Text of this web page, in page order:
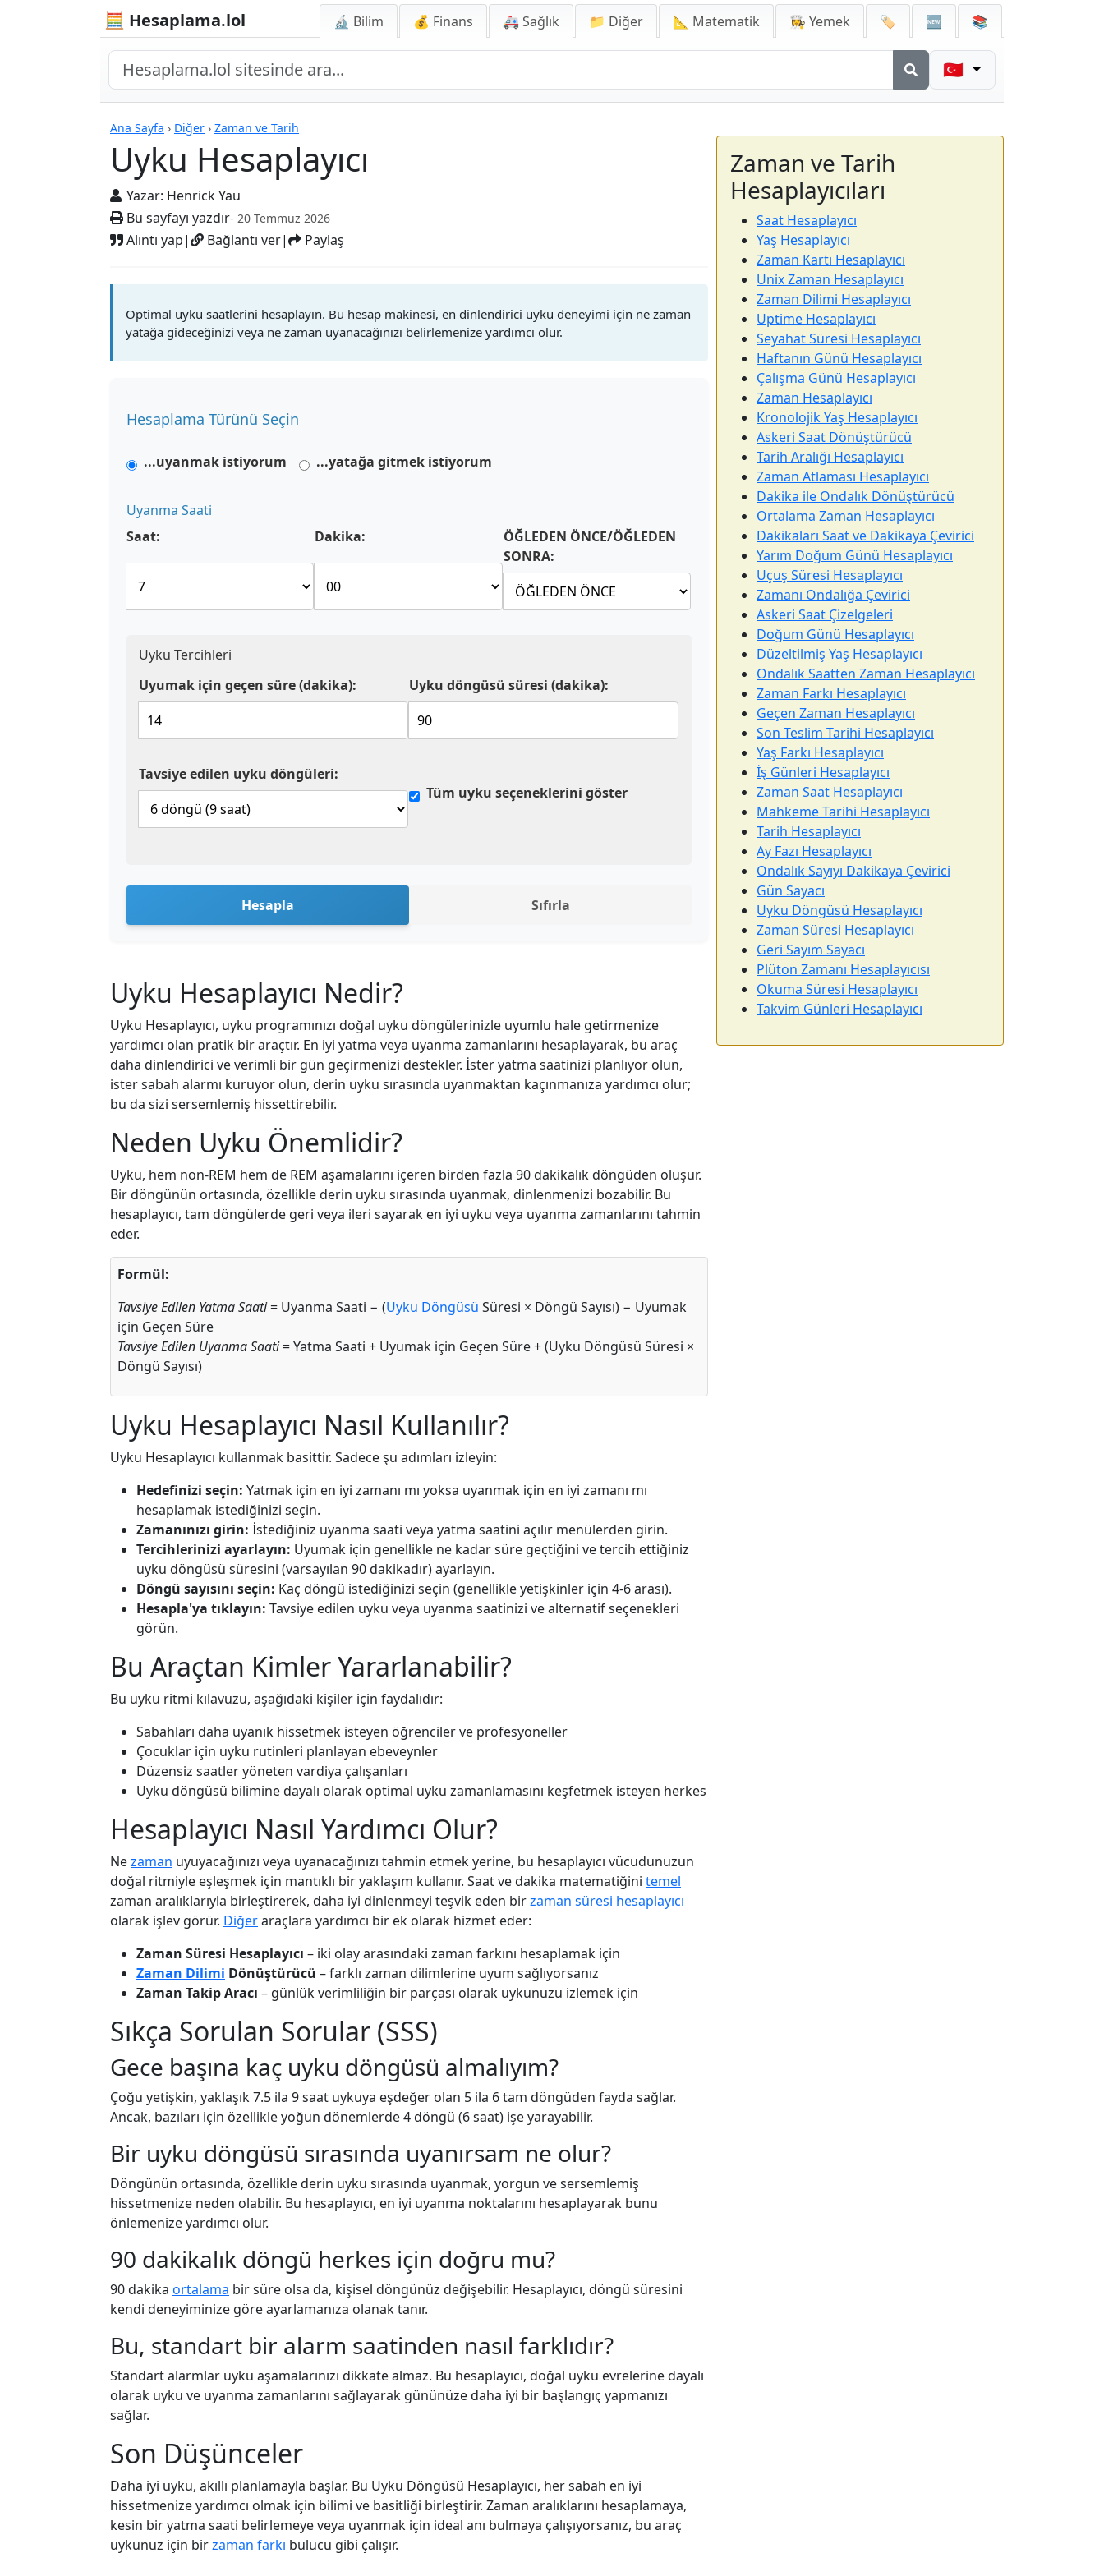
🧮 Hesaplama.lol 🔬 Bilim 💰 Finans 🚑 Sağlık 📁 Diğer 📐 Matematik 👩‍🍳 Yemek 🏷️ 🆕 📚
🇹🇷
Ana Sayfa › Diğer › Zaman ve Tarih
Uyku Hesaplayıcı
Yazar: Henrick Yau
Bu sayfayı yazdır- 20 Temmuz 2026
Alıntı yap| Bağlantı ver| Paylaş
Hesap Makineleri
Optimal uyku saatlerini hesaplayın. Bu hesap makinesi, en dinlendirici uyku deneyimi için ne zaman
yatağa gideceğinizi veya ne zaman uyanacağınızı belirlemenize yardımcı olur.
Hesaplama Türünü Seçin
...uyanmak istiyorum ...yatağa gitmek istiyorum
Uyanma Saati
Saat:
Dakika:
ÖĞLEDEN ÖNCE/ÖĞLEDEN
SONRA:
Uyku Tercihleri
Uyumak için geçen süre (dakika):
Uyku döngüsü süresi (dakika):
Tavsiye edilen uyku döngüleri:
Tüm uyku seçeneklerini göster
Hesapla Sıfırla
Uyku Hesaplayıcı Nedir?
Uyku Hesaplayıcı, uyku programınızı doğal uyku döngülerinizle uyumlu hale getirmenize
yardımcı olan pratik bir araçtır. En iyi yatma veya uyanma zamanlarını hesaplayarak, bu araç
daha dinlendirici ve verimli bir gün geçirmenizi destekler. İster yatma saatinizi planlıyor olun,
ister sabah alarmı kuruyor olun, derin uyku sırasında uyanmaktan kaçınmanıza yardımcı olur;
bu da sizi sersemlemiş hissettirebilir.
Neden Uyku Önemlidir?
Uyku, hem non-REM hem de REM aşamalarını içeren birden fazla 90 dakikalık döngüden oluşur.
Bir döngünün ortasında, özellikle derin uyku sırasında uyanmak, dinlenmenizi bozabilir. Bu
hesaplayıcı, tam döngülerde geri veya ileri sayarak en iyi uyku veya uyanma zamanlarını tahmin
eder.
Formül:
Tavsiye Edilen Yatma Saati= Uyanma Saati − (Uyku Döngüsü Süresi × Döngü Sayısı) − Uyumak
için Geçen Süre
Tavsiye Edilen Uyanma Saati= Yatma Saati + Uyumak için Geçen Süre + (Uyku Döngüsü Süresi ×
Döngü Sayısı)
Uyku Hesaplayıcı Nasıl Kullanılır?
Uyku Hesaplayıcı kullanmak basittir. Sadece şu adımları izleyin:
Hedefinizi seçin: Yatmak için en iyi zamanı mı yoksa uyanmak için en iyi zamanı mı
hesaplamak istediğinizi seçin.
Zamanınızı girin: İstediğiniz uyanma saati veya yatma saatini açılır menülerden girin.
Tercihlerinizi ayarlayın: Uyumak için genellikle ne kadar süre geçtiğini ve tercih ettiğiniz
uyku döngüsü süresini (varsayılan 90 dakikadır) ayarlayın.
Döngü sayısını seçin: Kaç döngü istediğinizi seçin (genellikle yetişkinler için 4-6 arası).
Hesapla'ya tıklayın: Tavsiye edilen uyku veya uyanma saatinizi ve alternatif seçenekleri
görün.
Bu Araçtan Kimler Yararlanabilir?
Bu uyku ritmi kılavuzu, aşağıdaki kişiler için faydalıdır:
Sabahları daha uyanık hissetmek isteyen öğrenciler ve profesyoneller
Çocuklar için uyku rutinleri planlayan ebeveynler
Düzensiz saatler yöneten vardiya çalışanları
Uyku döngüsü bilimine dayalı olarak optimal uyku zamanlamasını keşfetmek isteyen herkes
Hesaplayıcı Nasıl Yardımcı Olur?
Nezaman uyuyacağınızı veya uyanacağınızı tahmin etmek yerine, bu hesaplayıcı vücudunuzun
doğal ritmiyle eşleşmek için mantıklı bir yaklaşım kullanır. Saat ve dakika matematiğini temel
zaman aralıklarıyla birleştirerek, daha iyi dinlenmeyi teşvik eden birzaman süresi hesaplayıcı
olarak işlev görür. Diğeraraçlara yardımcı bir ek olarak hizmet eder:
Zaman Süresi Hesaplayıcı – iki olay arasındaki zaman farkını hesaplamak için
Zaman Dilimi Dönüştürücü – farklı zaman dilimlerine uyum sağlıyorsanız
Zaman Takip Aracı – günlük verimliliğin bir parçası olarak uykunuzu izlemek için
Sıkça Sorulan Sorular (SSS)
Gece başına kaç uyku döngüsü almalıyım?
Çoğu yetişkin, yaklaşık 7.5 ila 9 saat uykuya eşdeğer olan 5 ila 6 tam döngüden fayda sağlar.
Ancak, bazıları için özellikle yoğun dönemlerde 4 döngü (6 saat) işe yarayabilir.
Bir uyku döngüsü sırasında uyanırsam ne olur?
Döngünün ortasında, özellikle derin uyku sırasında uyanmak, yorgun ve sersemlemiş
hissetmenize neden olabilir. Bu hesaplayıcı, en iyi uyanma noktalarını hesaplayarak bunu
önlemenize yardımcı olur.
90 dakikalık döngü herkes için doğru mu?
90 dakika ortalama bir süre olsa da, kişisel döngünüz değişebilir. Hesaplayıcı, döngü süresini
kendi deneyiminize göre ayarlamanıza olanak tanır.
Bu, standart bir alarm saatinden nasıl farklıdır?
Standart alarmlar uyku aşamalarınızı dikkate almaz. Bu hesaplayıcı, doğal uyku evrelerine dayalı
olarak uyku ve uyanma zamanlarını sağlayarak gününüze daha iyi bir başlangıç yapmanızı
sağlar.
Son Düşünceler
Daha iyi uyku, akıllı planlamayla başlar. Bu Uyku Döngüsü Hesaplayıcı, her sabah en iyi
hissetmenize yardımcı olmak için bilimi ve basitliği birleştirir. Zaman aralıklarını hesaplamaya,
kesin bir yatma saati belirlemeye veya uyanmak için ideal anı bulmaya çalışıyorsanız, bu araç
uykunuz için birzaman farkı bulucu gibi çalışır.
Zaman ve Tarih
Hesaplayıcıları
Saat Hesaplayıcı
Yaş Hesaplayıcı
Zaman Kartı Hesaplayıcı
Unix Zaman Hesaplayıcı
Zaman Dilimi Hesaplayıcı
Uptime Hesaplayıcı
Seyahat Süresi Hesaplayıcı
Haftanın Günü Hesaplayıcı
Çalışma Günü Hesaplayıcı
Zaman Hesaplayıcı
Kronolojik Yaş Hesaplayıcı
Askeri Saat Dönüştürücü
Tarih Aralığı Hesaplayıcı
Zaman Atlaması Hesaplayıcı
Dakika ile Ondalık Dönüştürücü
Ortalama Zaman Hesaplayıcı
Dakikaları Saat ve Dakikaya Çevirici
Yarım Doğum Günü Hesaplayıcı
Uçuş Süresi Hesaplayıcı
Zamanı Ondalığa Çevirici
Askeri Saat Çizelgeleri
Doğum Günü Hesaplayıcı
Düzeltilmiş Yaş Hesaplayıcı
Ondalık Saatten Zaman Hesaplayıcı
Zaman Farkı Hesaplayıcı
Geçen Zaman Hesaplayıcı
Son Teslim Tarihi Hesaplayıcı
Yaş Farkı Hesaplayıcı
İş Günleri Hesaplayıcı
Zaman Saat Hesaplayıcı
Mahkeme Tarihi Hesaplayıcı
Tarih Hesaplayıcı
Ay Fazı Hesaplayıcı
Ondalık Sayıyı Dakikaya Çevirici
Gün Sayacı
Uyku Döngüsü Hesaplayıcı
Zaman Süresi Hesaplayıcı
Geri Sayım Sayacı
Plüton Zamanı Hesaplayıcısı
Okuma Süresi Hesaplayıcı
Takvim Günleri Hesaplayıcı